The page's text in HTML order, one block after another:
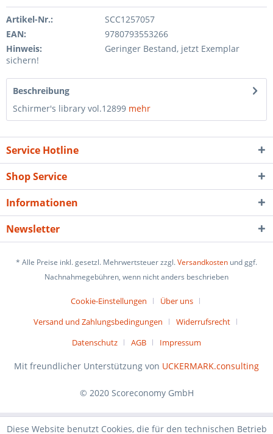
Artikel-Nr.:
SCC1257057
EAN:
9780793553266
Hinweis:
Geringer Bestand, jetzt Exemplar
sichern!
Beschreibung
Schirmer's library vol.12899 mehr
Service Hotline
Shop Service
Informationen
Newsletter
* Alle Preise inkl. gesetzl. Mehrwertsteuer zzgl.Versandkosten und ggf.
Nachnahmegebühren, wenn nicht anders beschrieben
Cookie-Einstellungen
Über uns
Versand und Zahlungsbedingungen
Widerrufsrecht
Datenschutz
AGB Impressum
Mit freundlicher Unterstützung von UCKERMARK.consulting
© 2020 Scoreconomy GmbH
Diese Website benutzt Cookies, die für den technischen Betrieb